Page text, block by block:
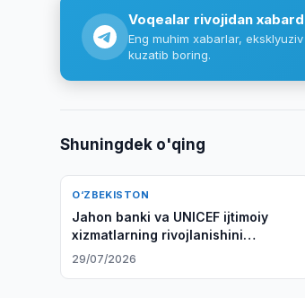
Voqealar rivojidan
Eng muhim xabarlar,
kuzatib boring.
Shuningdek o'qing
O‘ZBEKISTON
Jahon banki va UNICEF ijtimoiy
xizmatlarning rivojlanishini
baholadilar
29/07/2026